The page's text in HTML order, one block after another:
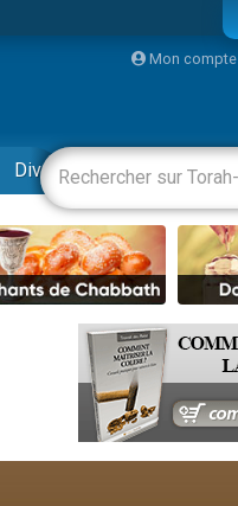
Mon compte
Divertissements Livres